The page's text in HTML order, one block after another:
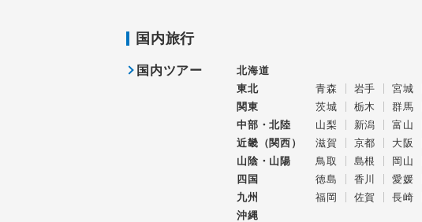
国内旅行
国内ツアー
北海道
東北
青森 岩手 宮城
関東
茨城 栃木 群馬
中部・北陸
山梨 新潟 富山
近畿（関西）
滋賀 京都 大阪
山陰・山陽
鳥取 島根 岡山
四国
徳島 香川 愛媛
九州
福岡 佐賀 長崎
沖縄